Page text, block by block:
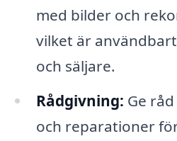
med bilder och
vilket är
och säljare.
Rådgivning: Ge
och reparationer